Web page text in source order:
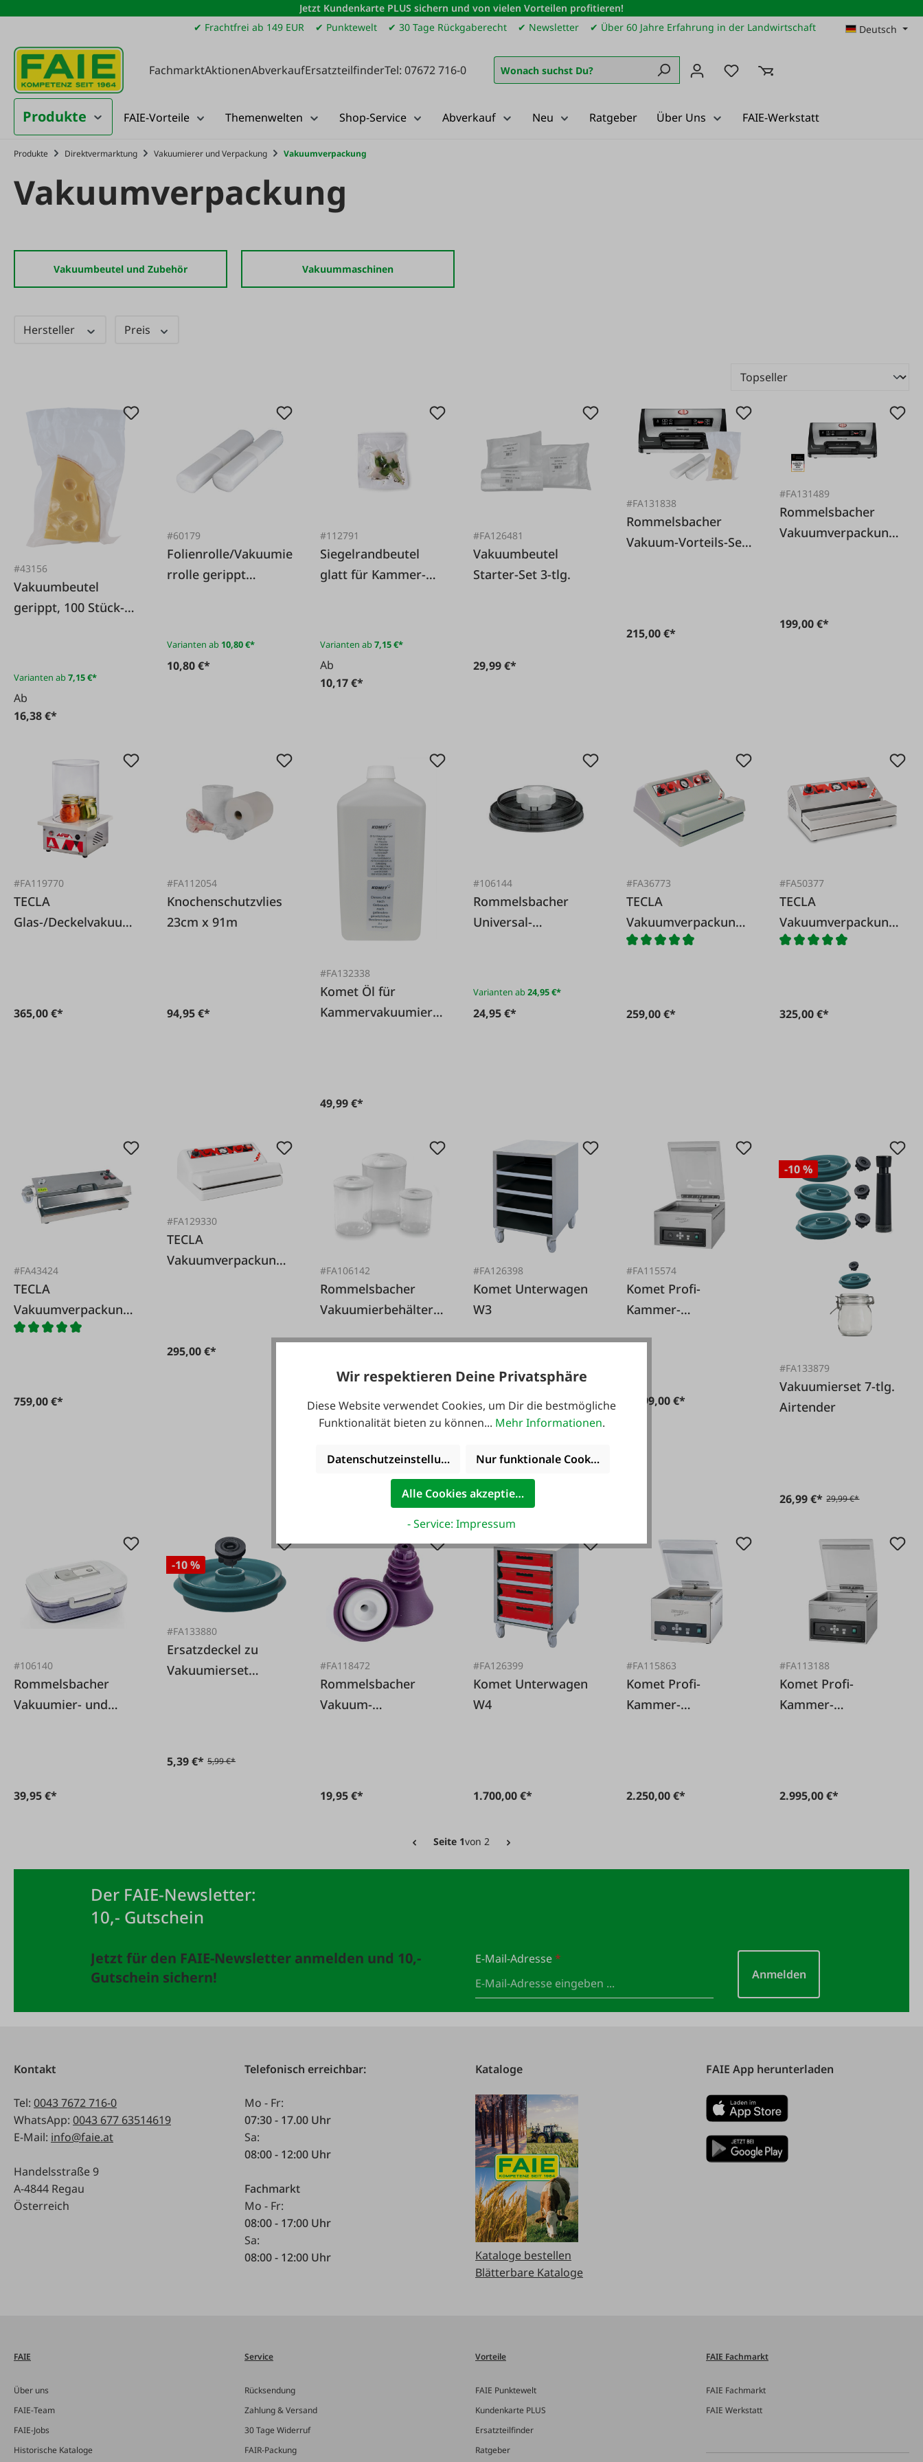
Hauptinhalt springen
Zur Suche springen
Zur Hauptnavigation springen
Jetzt Kundenkarte PLUS sichern und von vielen Vorteilen profitieren!
✔ Frachtfrei ab 149 EUR
✔ Punktewelt ✔ 30 Tage Rückgaberecht ✔ Newsletter ✔ Über 60 Jahre Erfahrung in der Landwirtschaft Deutsch
FachmarktAktionenAbverkaufErsatzteilfinderTel: 07672 716-0 Du hast 0 Produkte auf dem
Produkte FAIE-Vorteile Themenwelten Shop-Service Abverkauf Neu Ratgeber Über Uns FAIE-Werkstatt
Produkte Direktvermarktung Vakuumierer und Verpackung Vakuumverpackung
Vakuumverpackung
Vakuumbeutel und Zubehör Vakuummaschinen
Hersteller Preis
#43156
Vakuumbeutel
gerippt, 100 Stück-
Varianten ab7,15 €*
Ab
16,38 €*
#60179
Folienrolle/Vakuumie
rrolle gerippt
Varianten ab 10,80 €*
10,80 €*
#112791
Siegelrandbeutel
glatt für Kammer-
Varianten ab7,15 €*
Ab
10,17 €*
#FA126481
Vakuumbeutel
Starter-Set 3-tlg.
29,99 €*
#FA131838
Rommelsbacher
Vakuum-Vorteils-Set
215,00 €*
#FA131489
Rommelsbacher
Vakuumverpackungs
199,00 €*
#FA119770
TECLA
Glas-/Deckelvakuumi
365,00 €*
#FA112054
Knochenschutzvlies
23cm x 91m
94,95 €*
#FA132338
Komet Öl für
Kammervakuumierer
49,99 €*
#106144
Rommelsbacher
Universal-
Varianten ab24,95 €*
24,95 €*
#FA36773
TECLA
Vakuumverpackungs
maschine Jolly
259,00 €*
#FA50377
TECLA
Vakuumverpackungs
maschine Jollysteel
325,00 €*
#FA43424
TECLA
Vakuumverpackungs
maschine Vac 13
759,00 €*
#FA129330
TECLA
Vakuumverpackungs
295,00 €*
#FA106142
Rommelsbacher
Vakuumierbehälter-
64,95 €*
#FA126398
Komet Unterwagen
W3
999,00 €*
#FA115574
Komet Profi-
Kammer-
3.999,00 €*
-10 %
#FA133879
Vakuumierset 7-tlg.
Airtender
26,99 €* 29,99 €*
#106140
Rommelsbacher
Vakuumier- und
39,95 €*
-10 %
#FA133880
Ersatzdeckel zu
Vakuumierset
5,39 €* 5,99 €*
#FA118472
Rommelsbacher
Vakuum-
19,95 €*
#FA126399
Komet Unterwagen
W4
1.700,00 €*
#FA115863
Komet Profi-
Kammer-
2.250,00 €*
#FA113188
Komet Profi-
Kammer-
2.995,00 €*
Seite 1von 2
Der FAIE-Newsletter:
10,- Gutschein
Jetzt für den FAIE-Newsletter anmelden und 10,-
Gutschein sichern!
E-Mail-Adresse*
Anmelden
Kontakt
Tel: 0043 7672 716-0
WhatsApp: 0043 677 63514619
E-Mail: info@faie.at
Handelsstraße 9
A-4844 Regau
Österreich
Telefonisch erreichbar:
Mo - Fr:
07:30 - 17.00 Uhr
Sa:
08:00 - 12:00 Uhr
Fachmarkt
Mo - Fr:
08:00 - 17:00 Uhr
Sa:
08:00 - 12:00 Uhr
Kataloge
Kataloge bestellen
Blätterbare Kataloge
FAIE App herunterladen
FAIE
Über uns
FAIE-Team
FAIE-Jobs
Historische Kataloge
Service
Rücksendung
Zahlung & Versand
30 Tage Widerruf
FAIR-Packung
Vorteile
FAIE Punktewelt
Kundenkarte PLUS
Ersatzteilfinder
Ratgeber
FAIE Fachmarkt
FAIE Fachmarkt
FAIE Werkstatt
Wir respektieren Deine Privatsphäre
Diese Website verwendet Cookies, um Dir die bestmögliche
Funktionalität bieten zu können... Mehr Informationen.
Datenschutzeinstellungen Nur funktionale Cookies akzeptieren
Alle Cookies akzeptieren
- Service: Impressum